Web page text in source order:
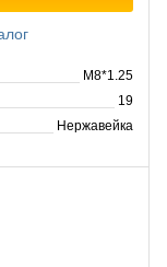
M8*1.25
19
Нержавейка